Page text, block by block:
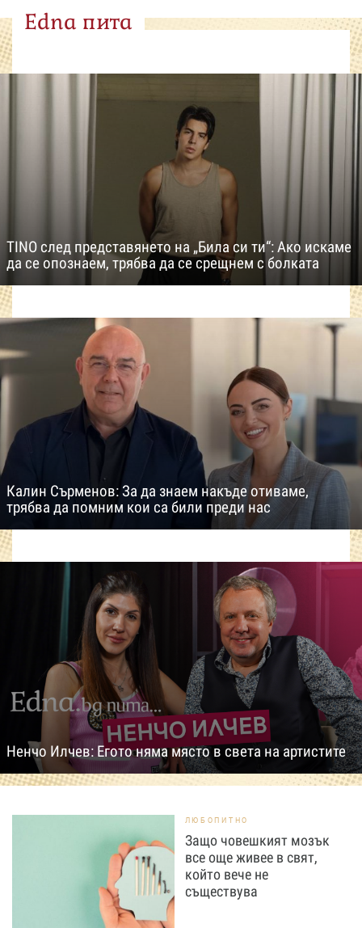
Edna пита
TINO след представянето на „Била си ти“: Ако искаме
да се опознаем, трябва да се срещнем с болката
Калин Сърменов: За да знаем накъде отиваме,
трябва да помним кои са били преди нас
Ненчо Илчев: Егото няма място в света на артистите
ЛЮБОПИТНО
Защо човешкият мозък
все още живее в свят,
който вече не
съществува